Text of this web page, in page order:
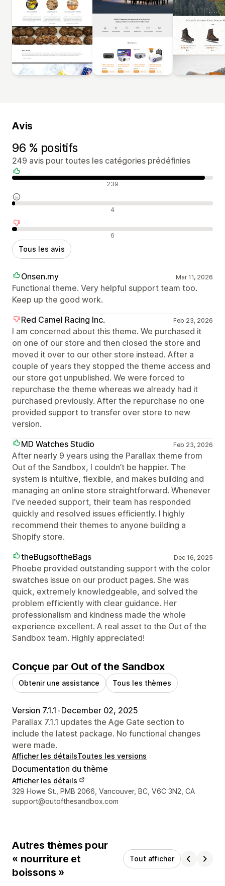
Avis
96 % positifs
249 avis pour toutes les catégories prédéfinies
Avis positifs 239
Avis neutres 4
Avis négatifs 6
Tous les avis
Onsen.my Mar 11, 2026
Functional theme. Very helpful support team too.
Keep up the good work.
Red Camel Racing Inc.
Feb 23, 2026
I am concerned about this theme. We purchased it
on one of our store and then closed the store and
moved it over to our other store instead. After a
couple of years they stopped the theme access and
our store got unpublished. We were forced to
repurchase the theme whereas we already had it
purchased previously. After the repurchase no one
provided support to transfer over store to new
version.
MD Watches Studio
Feb 23, 2026
After nearly 9 years using the Parallax theme from
Out of the Sandbox, I couldn’t be happier. The
system is intuitive, flexible, and makes building and
managing an online store straightforward. Whenever
I’ve needed support, their team has responded
quickly and resolved issues efficiently. I highly
recommend their themes to anyone building a
Shopify store.
theBugsoftheBags
Dec 16, 2025
Phoebe provided outstanding support with the color
swatches issue on our product pages. She was
quick, extremely knowledgeable, and solved the
problem efficiently with clear guidance. Her
professionalism and kindness made the whole
experience excellent. A real asset to the Out of the
Sandbox team. Highly appreciated!
Conçue par Out of the Sandbox
Obtenir une assistance Tous les thèmes
Version 7.1.1 •December 02, 2025
Parallax 7.1.1 updates the Age Gate section to
include the latest package. No functional changes
were made.
Afficher les détailsToutes les versions
Documentation du thème
Afficher les détails
Coordonnées du concepteur
329 Howe St., PMB 2066, Vancouver, BC, V6C 3N2, CA
support@outofthesandbox.com
Autres thèmes pour
« nourriture et
boissons »
Tout afficher